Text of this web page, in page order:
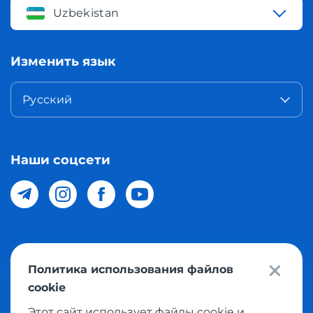
Uzbekistan
Изменить язык
Русский
Наши соцсети
© 2026 Meest Shopping доставка покупок с интернет
магазинов мира в Узбекистан. Все права защищены
Политика использования файлов
cookie